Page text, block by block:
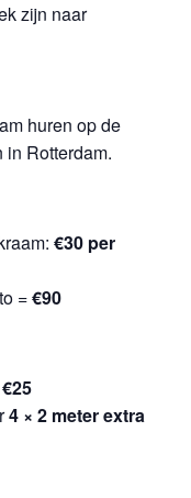
zijn naar
huren op de
Rotterdam.
€30 per
=€90
€25
4 × 2 meter extra